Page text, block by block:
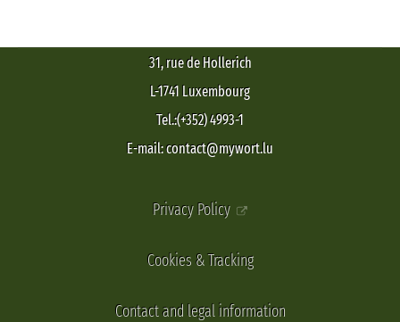
31, rue de Hollerich
L-1741 Luxembourg
Tel.:(+352) 4993-1
E-mail: contact@mywort.lu
Privacy Policy
Cookies & Tracking
Contact and legal information